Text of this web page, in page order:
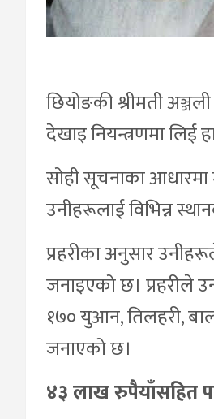
छियोङकी श्रीमती
देखाइ नियन्त्रणमा लिई
सोही सूचनाका आधारमा
उनीहरूलाई विभिन्न
प्रहरीका अनुसार
जनाइएको छ। प्रहरीले
१७० युआन, तिलहरी,
जनाएको छ।
४३ लाख रुपैयाँसहित